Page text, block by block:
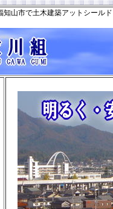
山市で土木建築アットシール